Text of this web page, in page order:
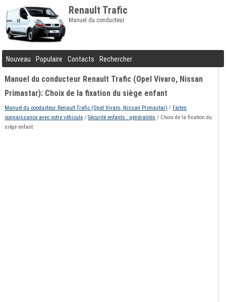
Renault Trafic
Manuel du conducteur
Nouveau Populaire Contacts Rechercher
Manuel du conducteur Renault Trafic (Opel Vivaro, Nissan
Primastar): Choix de la fixation du siège enfant
Manuel du conducteur Renault Trafic (Opel Vivaro, Nissan Primastar) / Faites
connaissance avec votre véhicule /Sécurité enfants : généralités / Choix de la fixation du
siège enfant